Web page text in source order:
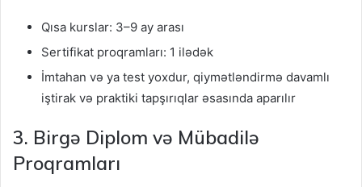
Qısa kurslar: 3–9 ay arası
Sertifikat proqramları: 1 ilədək
İmtahan və ya test yoxdur, qiymətləndirmə davamlı
iştirak və praktiki tapşırıqlar əsasında aparılır
3. Birgə Diplom və Mübadilə
Proqramları